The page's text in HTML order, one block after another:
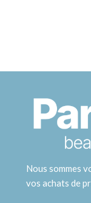
Nous sommes
vos achats de